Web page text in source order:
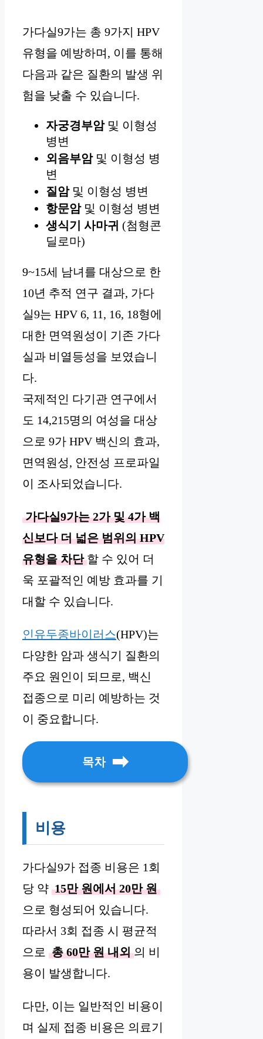
가다실9가는 총 9가지 HPV
유형을 예방하며, 이를 통해
다음과 같은 질환의 발생 위
험을 낮출 수 있습니다.
자궁경부암및 이형성
병변
외음부암및 이형성 병
변
질암및 이형성 병변
항문암및 이형성 병변
생식기 사마귀 (첨형콘
딜로마)
9~15세 남녀를 대상으로 한
10년 추적 연구 결과, 가다
실9는 HPV 6, 11, 16, 18형에
대한 면역원성이 기존 가다
실과 비열등성을 보였습니
다.
국제적인 다기관 연구에서
도 14,215명의 여성을 대상
으로 9가 HPV 백신의 효과,
면역원성, 안전성 프로파일
이 조사되었습니다.
가다실9가는 2가 및 4가 백
신보다 더 넓은 범위의 HPV
유형을 차단 할 수 있어 더
욱 포괄적인 예방 효과를 기
대할 수 있습니다.
인유두종바이러스(HPV)는
다양한 암과 생식기 질환의
주요 원인이 되므로, 백신
접종으로 미리 예방하는 것
이 중요합니다.
목차
비용
가다실9가 접종 비용은 1회
당 약 15만 원에서 20만 원
으로 형성되어 있습니다.
따라서 3회 접종 시 평균적
으로 총 60만 원 내외 의 비
용이 발생합니다.
다만, 이는 일반적인 비용이
며 실제 접종 비용은 의료기